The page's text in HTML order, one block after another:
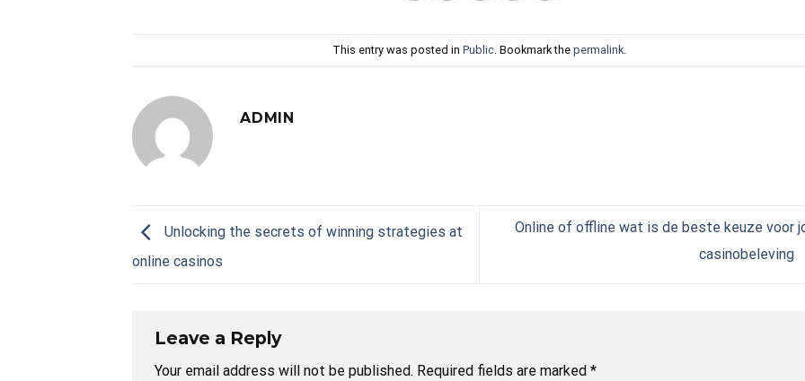
This entry was posted in Public. Bookmark the permalink.
ADMIN
Unlocking the secrets of winning strategies at
online casinos
Online of offline wat is de beste keuze voor
casinobeleving
Leave a Reply
Your email address will not be published. Required fields are marked *